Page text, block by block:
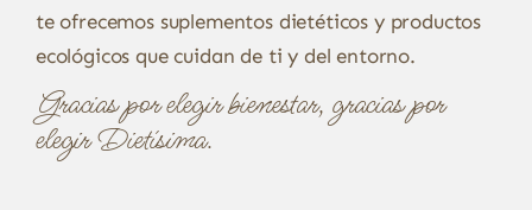
te ofrecemos suplementos dietéticos y productos
ecológicos que cuidan de ti y del entorno.
Gracias por elegir bienestar, gracias por
elegir Dietísima.